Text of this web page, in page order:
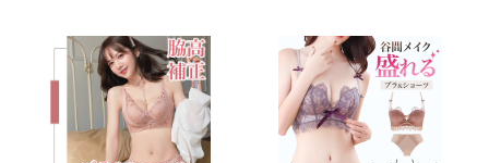
小胸 盛れる 黒 白 ピンク 青
赤 緑 グレー 韓国 下着
ワイヤーなし ヨガ ストレ
ッチ 下着 インナー 小胸 着
け心地 緑 ピンク 韓国